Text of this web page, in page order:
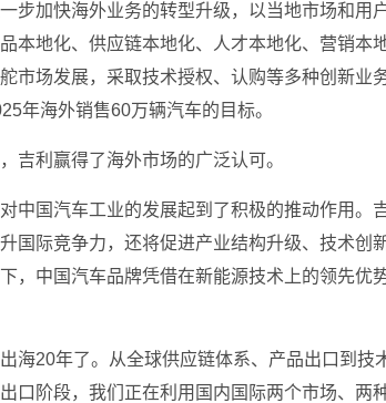
步加快海外业务的转型升级，以当地市场和用
本地化、供应链本地化、人才本地化、营销本
市场发展，采取技术授权、认购等多种创新业
年海外销售60万辆汽车的目标。
吉利赢得了海外市场的广泛认可。
中国汽车工业的发展起到了积极的推动作用。
国际竞争力，还将促进产业结构升级、技术创
，中国汽车品牌凭借在新能源技术上的领先优
海20年了。从全球供应链体系、产品出口到技
口阶段，我们正在利用国内国际两个市场、两